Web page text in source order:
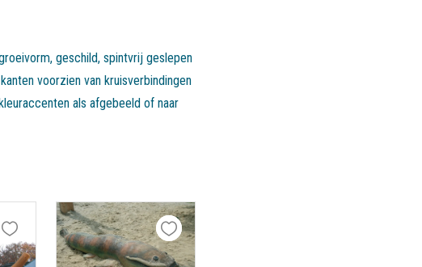
geschild, spintvrij geslepen
voorzien van kruisverbindingen
als afgebeeld of naar